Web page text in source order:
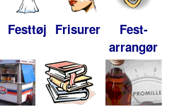
Festtøj Frisurer
Fest-
arrangør